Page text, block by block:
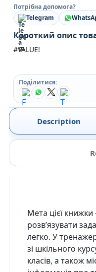
Потрібна допомога?
Telegram
Короткий опис
#VALUE!
Поділитися:
Description
Мета цієї
розв’язувати
легко. У
зі шкільного
класів, а також